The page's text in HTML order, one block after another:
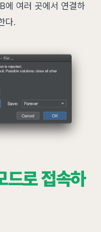
에 여러 곳에서 연결하
다.
로 접속하